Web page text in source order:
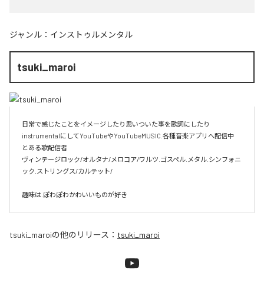
ジャンル： インストゥルメンタル
tsuki_maroi
日常で感じたことをイメージしたり思いついた事を歌詞にしたり
instrumentalにしてYouTubeやYouTubeMUSIC.各種音楽アプリへ配信中
とある歌配信者
ヴィンテージロック/オルタナ/メロコア/ワルツ.ゴスペル.メタル.シンフォニ
ック.ストリングス/カルテット/
趣味は.ぽわぽわかわいいものが好き
tsuki_maroiの他のリリース： tsuki_maroi